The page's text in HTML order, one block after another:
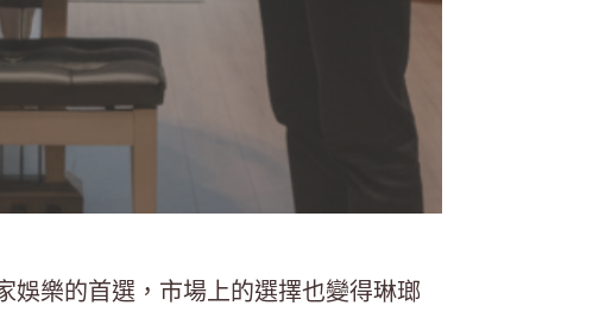
娛樂的首選，市場上的選擇也變得琳瑯